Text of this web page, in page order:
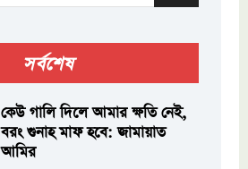
সর্বশেষ
কেউ গালি দিলে আমার ক্ষতি নেই,
বরং গুনাহ মাফ হবে: জামায়াত
আমির